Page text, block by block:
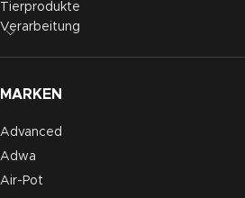
Tierprodukte
Verarbeitung
MARKEN
Advanced
Adwa
Air-Pot